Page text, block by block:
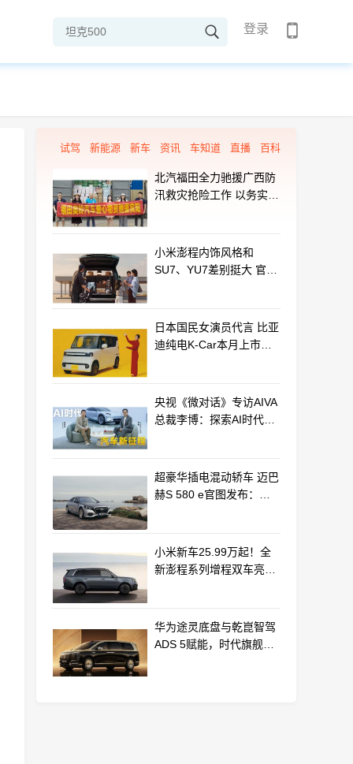
登录
试驾 新能源 新车 资讯 车知道 直播 百科
北汽福田全力驰援广西防
汛救灾抢险工作 以务实行
小米澎程内饰风格和
SU7、YU7差别挺大 官方
日本国民女演员代言 比亚
迪纯电K-Car本月上市：
央视《微对话》专访AIVA
总裁李博：探索AI时代汽
超豪华插电混动轿车 迈巴
赫S 580 e官图发布：老
小米新车25.99万起！全
新澎程系列增程双车亮相
华为途灵底盘与乾崑智驾
ADS 5赋能，时代旗舰